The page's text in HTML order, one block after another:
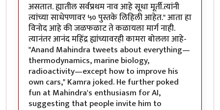
असतात. ह्यातील सर्वप्रथम नाव आहे सूधा मूर्ती.त्यांनी
त्यांच्या साधेपणावर ५० पुस्तके लिहिली आहेत." आता हा
विनोद आहे की जळफळाट ते कळायला मार्ग नाही.
त्यानंतर आनंद महिंद्र ह्यांच्यावरही कामरा बोलला आहे-
"Anand Mahindra tweets about everything—
thermodynamics, marine biology,
radioactivity—except how to improve his
own cars," Kamra joked. He further poked
fun at Mahindra's enthusiasm for AI,
suggesting that people invite him to